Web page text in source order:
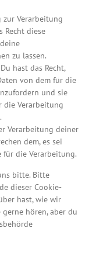
Verarbeitung
Recht diese
zu lassen.
hast das Recht,
von dem für die
und sie
die Verarbeitung
Verarbeitung deiner
dem, es sei
die Verarbeitung.
bitte. Bitte
dieser Cookie-
hast, wie wir
hören, aber du